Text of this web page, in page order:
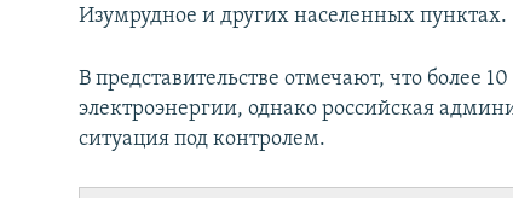
Изумрудное и других населенных пунктах.
В представительстве отмечают, что более
электроэнергии, однако российская
ситуация под контролем.